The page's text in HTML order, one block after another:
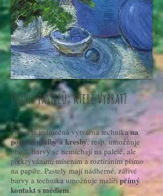
Druhy pastelů: které vybrat?
Pastel je jedinečná výtvarná technikana
pomezí malby a kresby, resp. umožňuje
obojí. Barvy se nemíchají na paletě, ale
překrýváním, mísením a roztíráním přímo
na papíře. Pastely mají nádherné, zářivé
barvy a technika umožňuje malířipřímý
kontakt s médiem.